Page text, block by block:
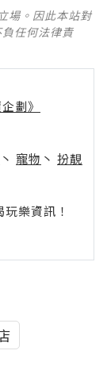
場。因此本站對
任何法律責
劃》
丶 寵物 丶 扮靚
樂資訊！